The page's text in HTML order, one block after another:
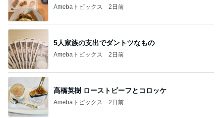
Amebaトピックス 2日前
5人家族の支出でダントツなもの
Amebaトピックス 2日前
高橋英樹 ローストビーフとコロッケ
Amebaトピックス 2日前